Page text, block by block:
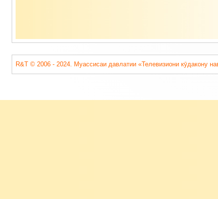
R&T © 2006 - 2024. Муассисаи давлатии «Телевизиони кӯдакону